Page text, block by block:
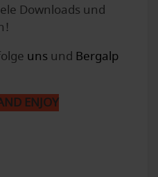
Downloads und
uns und Bergalp
ENJOY